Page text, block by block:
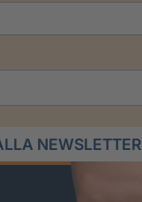
NEWSLETTER